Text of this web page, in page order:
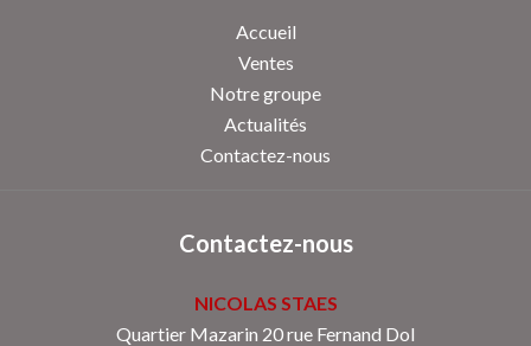
Accueil
Ventes
Notre groupe
Actualités
Contactez-nous
Contactez-nous
NICOLAS STAES
Quartier Mazarin 20 rue Fernand Dol